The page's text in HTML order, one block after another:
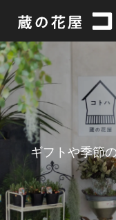
ギフ ト や季節の